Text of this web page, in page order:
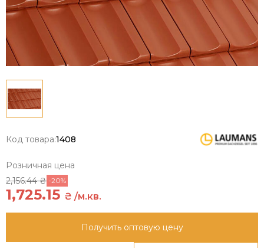
Код товара:1408
Розничная цена
2,156.44 ₴ -20%
1,725.15 ₴ /м.кв.
Получить оптовую цену